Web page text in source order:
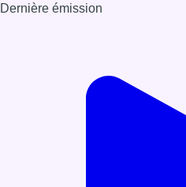
Dernière émission